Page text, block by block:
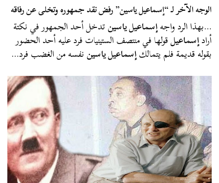
الوجه الآخر لـ “إسماعيل ياسين” رفض نقد جمهوره وتخلى عن رفاقه
…بهذا الرد واجهإسماعيل ياسينتدخل أحد الجمهور في نكتة
أرادإسماعيلقولها في منتصف الستينيات فرد عليه أحد الحضور
بقوله قديمة فلم يتمالكإسماعيل ياسيننفسه من الغضب فرد…